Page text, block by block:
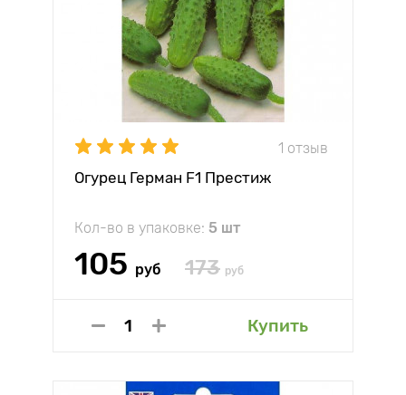
1 отзыв
Огурец Герман F1 Престиж
Кол-во в упаковке: 5 шт
105 руб 173 руб
Купить